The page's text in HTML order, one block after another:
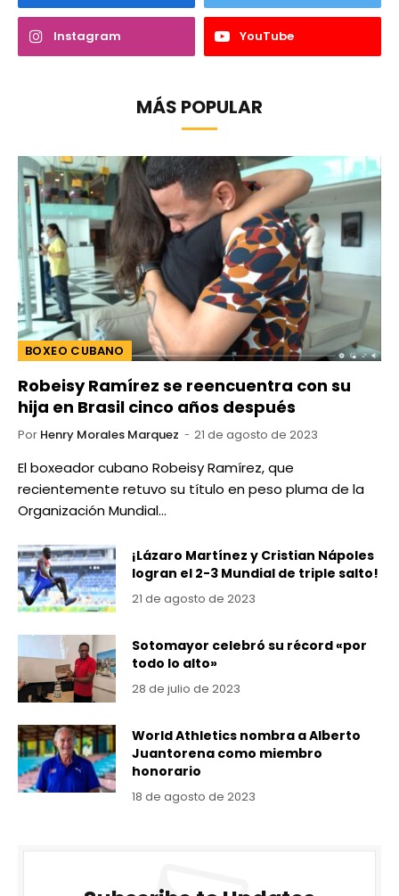
Instagram YouTube
MÁS POPULAR
BOXEO CUBANO
Robeisy Ramírez se reencuentra con su
hija en Brasil cinco años después
Por Henry Morales Marquez 21 de agosto de 2023
El boxeador cubano Robeisy Ramírez, que
recientemente retuvo su título en peso pluma de la
Organización Mundial…
¡Lázaro Martínez y Cristian Nápoles
logran el 2-3 Mundial de triple salto!
21 de agosto de 2023
Sotomayor celebró su récord «por
todo lo alto»
28 de julio de 2023
World Athletics nombra a Alberto
Juantorena como miembro
honorario
18 de agosto de 2023